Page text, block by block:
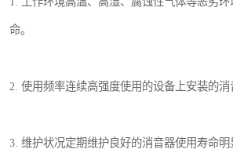
命。
2. 使用频率连续高强度使用的设备上安装的消
3. 维护状况定期维护良好的消音器使用寿命